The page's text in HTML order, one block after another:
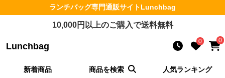
ランチバッグ専門通販サイトLunchbag
10,000円以上のご購入で送料無料
Lunchbag 0 0
新着商品 商品を検索 人気ランキング